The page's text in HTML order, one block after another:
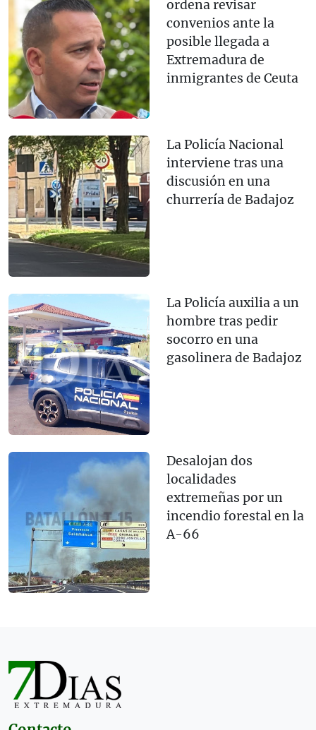
ordena revisar
convenios ante la
posible llegada a
Extremadura de
inmigrantes de Ceuta
La Policía Nacional
interviene tras una
discusión en una
churrería de Badajoz
La Policía auxilia a un
hombre tras pedir
socorro en una
gasolinera de Badajoz
Desalojan dos
localidades
extremeñas por un
incendio forestal en la
A-66